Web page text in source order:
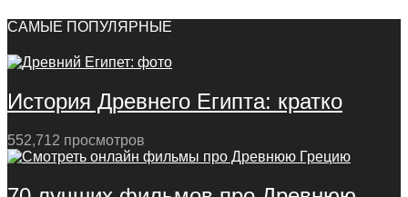
САМЫЕ ПОПУЛЯРНЫЕ
История Древнего Египта: кратко
552,712 просмотров